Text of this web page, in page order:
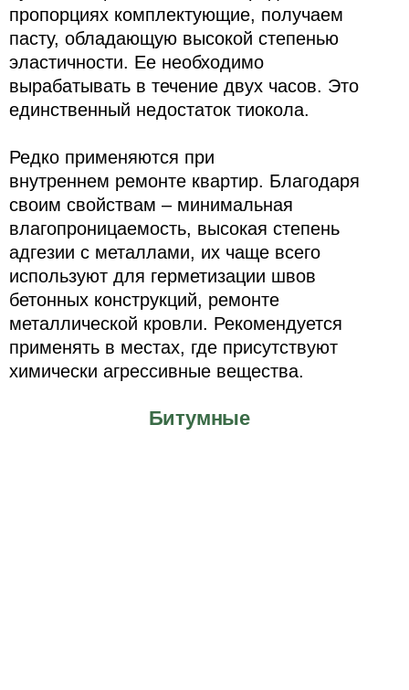
пропорциях комплектующие, получаем
пасту, обладающую высокой степенью
эластичности. Ее необходимо
вырабатывать в течение двух часов. Это
единственный недостаток тиокола.
Редко применяются при
внутреннем ремонте квартир. Благодаря
своим свойствам – минимальная
влагопроницаемость, высокая степень
адгезии с металлами, их чаще всего
используют для герметизации швов
бетонных конструкций, ремонте
металлической кровли. Рекомендуется
применять в местах, где присутствуют
химически агрессивные вещества.
Битумные